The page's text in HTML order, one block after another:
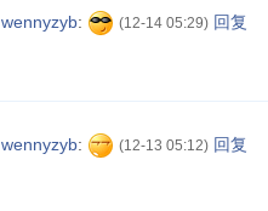
wennyzyb: (12-14 05:29) 回复
wennyzyb: (12-13 05:12) 回复